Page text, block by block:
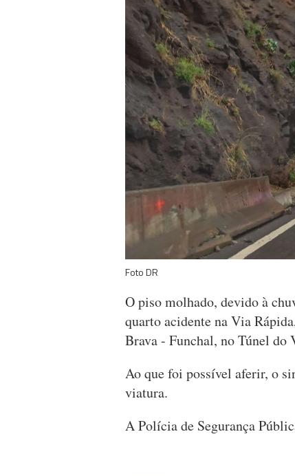
Foto DR
O piso molhado, devido à
quarto acidente na Via
Brava - Funchal, no Túnel do
Ao que foi possível aferir, o
viatura.
A Polícia de Segurança